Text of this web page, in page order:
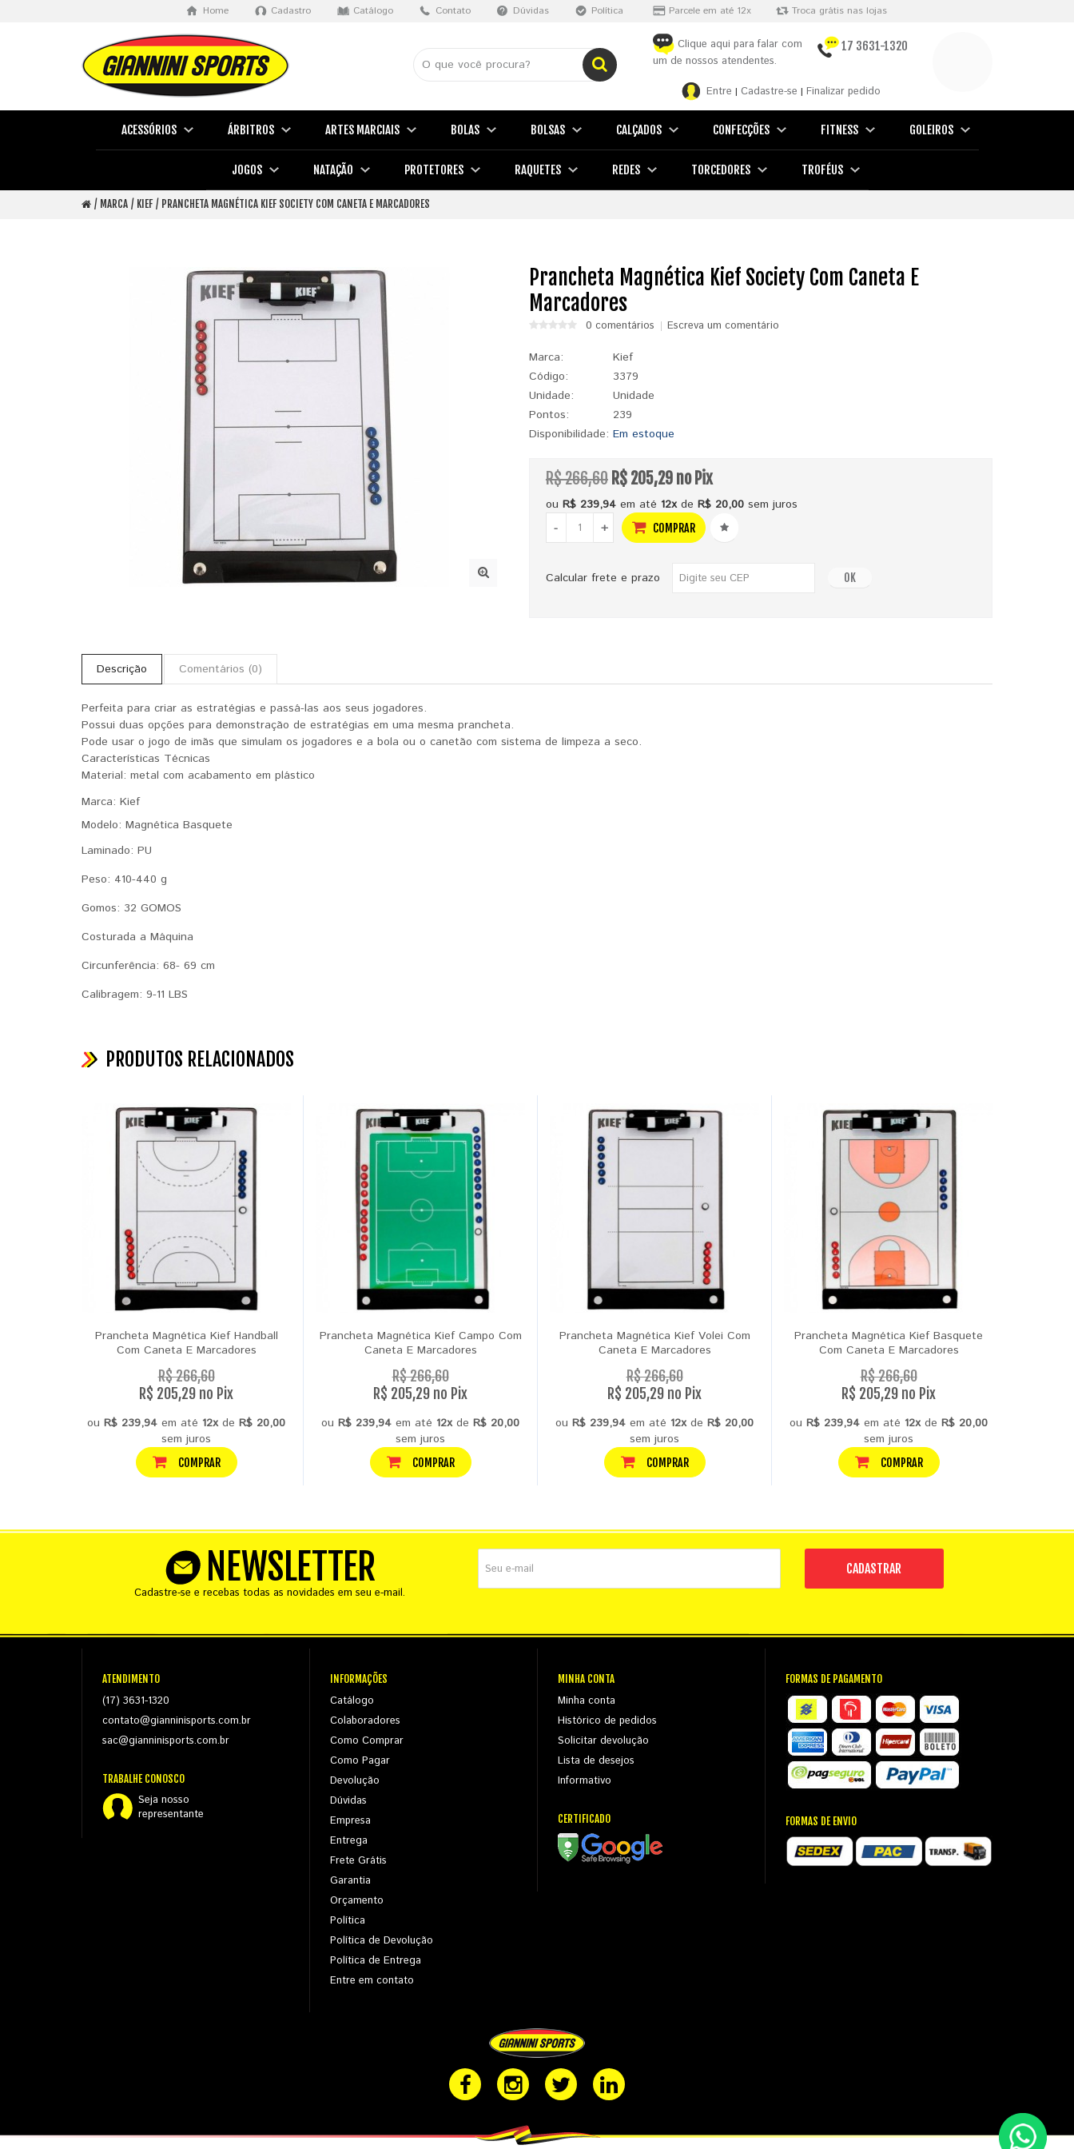
Home Cadastro Catálogo Contato Dúvidas Política Parcele em até 12x Troca grátis nas lojas
Clique aqui para falar com
um de nossos atendentes.
17 3631-1320
Entre | Cadastre-se | Finalizar pedido
ACESSÓRIOS ÁRBITROS ARTES MARCIAIS BOLAS BOLSAS CALÇADOS CONFECÇÕES FITNESS GOLEIROS
JOGOS NATAÇÃO PROTETORES RAQUETES REDES TORCEDORES TROFÉUS
MARCA KIEF PRANCHETA MAGNÉTICA KIEF SOCIETY COM CANETA E MARCADORES
Prancheta Magnética Kief Society Com Caneta E
Marcadores
0 comentários Escreva um comentário
Marca:
Kief
Código:
3379
Unidade:
Unidade
Pontos:
239
Disponibilidade: Em estoque
R$ 266,60 R$ 205,29 no Pix
ou R$ 239,94em até 12xde R$ 20,00sem juros
-
+ COMPRAR
Calcular frete e prazo OK
Descrição Comentários (0)
Perfeita para criar as estratégias e passá-las aos seus jogadores.
Possui duas opções para demonstração de estratégias em uma mesma prancheta.
Pode usar o jogo de imãs que simulam os jogadores e a bola ou o canetão com sistema de limpeza a seco.
Características Técnicas
Material: metal com acabamento em plástico
Marca: Kief
Modelo: Magnética Basquete
Laminado: PU
Peso: 410-440 g
Gomos: 32 GOMOS
Costurada a Máquina
Circunferência: 68- 69 cm
Calibragem: 9-11 LBS
PRODUTOS RELACIONADOS
Prancheta Magnética Kief Handball
Com Caneta E Marcadores
R$ 266,60
R$ 205,29 no Pix
ou R$ 239,94 em até 12xde R$ 20,00
sem juros
COMPRAR
Prancheta Magnética Kief Campo Com
Caneta E Marcadores
R$ 266,60
R$ 205,29 no Pix
ou R$ 239,94 em até 12xde R$ 20,00
sem juros
COMPRAR
Prancheta Magnética Kief Volei Com
Caneta E Marcadores
R$ 266,60
R$ 205,29 no Pix
ou R$ 239,94 em até 12xde R$ 20,00
sem juros
COMPRAR
Prancheta Magnética Kief Basquete
Com Caneta E Marcadores
R$ 266,60
R$ 205,29 no Pix
ou R$ 239,94 em até 12xde R$ 20,00
sem juros
COMPRAR
NEWSLETTER
Cadastre-se e recebas todas as novidades em seu e-mail.
CADASTRAR
ATENDIMENTO
(17) 3631-1320
contato@gianninisports.com.br
sac@gianninisports.com.br
TRABALHE CONOSCO
Seja nosso
representante
INFORMAÇÕES
Catálogo
Colaboradores
Como Comprar
Como Pagar
Devolução
Dúvidas
Empresa
Entrega
Frete Grátis
Garantia
Orçamento
Política
Política de Devolução
Política de Entrega
Entre em contato
MINHA CONTA
Minha conta
Histórico de pedidos
Solicitar devolução
Lista de desejos
Informativo
CERTIFICADO
FORMAS DE PAGAMENTO
FORMAS DE ENVIO